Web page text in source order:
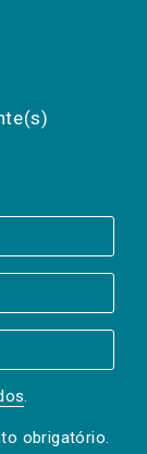
.
obrigatório.